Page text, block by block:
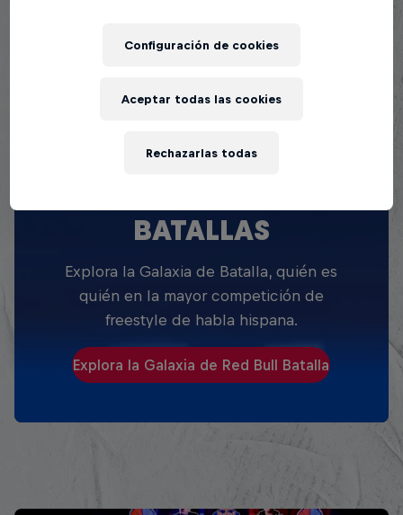
BATALLAS
Explora la Galaxia de Batalla, quién es
quién en la mayor competición de
freestyle de habla hispana.
Explora la Galaxia de Red Bull Batalla
Configuración de cookies
Rechazarlas todas
Aceptar todas las cookies